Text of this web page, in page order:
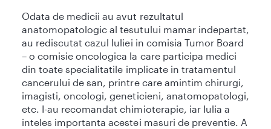
Odata de medicii au avut rezultatul
anatomopatologic al tesutului mamar indepartat,
au rediscutat cazul Iuliei in comisia Tumor Board
– o comisie oncologica la care participa medici
din toate specialitatile implicate in tratamentul
cancerului de san, printre care amintim chirurgi,
imagisti, oncologi, geneticieni, anatomopatologi,
etc. I-au recomandat chimioterapie, iar Iulia a
inteles importanta acestei masuri de preventie. A